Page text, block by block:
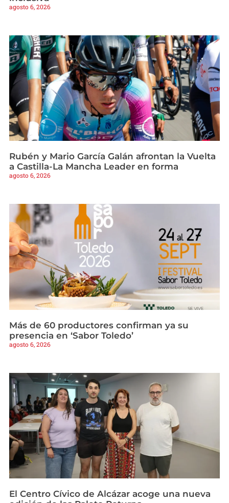
agosto 6, 2026
Rubén y Mario García Galán afrontan la Vuelta
a Castilla-La Mancha Leader en forma
agosto 6, 2026
Más de 60 productores confirman ya su
presencia en ‘Sabor Toledo’
agosto 6, 2026
El Centro Cívico de Alcázar acoge una nueva